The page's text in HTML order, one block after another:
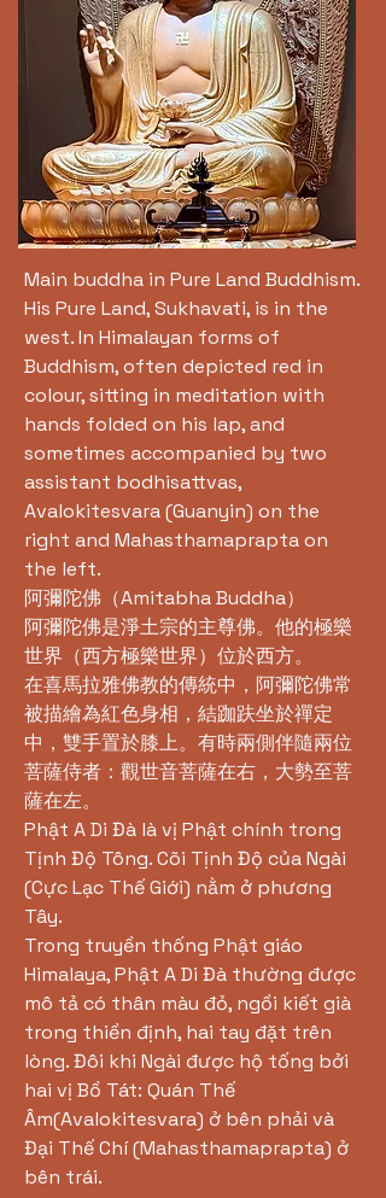
Main buddha in Pure Land Buddhism.
His Pure Land, Sukhavati, is in the
west. In Himalayan forms of
Buddhism, often depicted red in
colour, sitting in meditation with
hands folded on his lap, and
sometimes accompanied by two
assistant bodhisattvas,
Avalokitesvara (Guanyin) on the
right and Mahasthamaprapta on
the left.
阿彌陀佛（Amitabha Buddha）
阿彌陀佛是淨土宗的主尊佛。他的極樂
世界（西方極樂世界）位於西方。
在喜馬拉雅佛教的傳統中，阿彌陀佛常
被描繪為紅色身相，結跏趺坐於禪定
中，雙手置於膝上。有時兩側伴隨兩位
菩薩侍者：觀世音菩薩在右，大勢至菩
薩在左。
Phật A Di Đà là vị Phật chính trong
Tịnh Độ Tông. Cõi Tịnh Độ của Ngài
(Cực Lạc Thế Giới) nằm ở phương
Tây.
Trong truyền thống Phật giáo
Himalaya, Phật A Di Đà thường được
mô tả có thân màu đỏ, ngồi kiết già
trong thiền định, hai tay đặt trên
lòng. Đôi khi Ngài được hộ tống bởi
hai vị Bồ Tát: Quán Thế
Âm(Avalokitesvara) ở bên phải và
Đại Thế Chí (Mahasthamaprapta) ở
bên trái.